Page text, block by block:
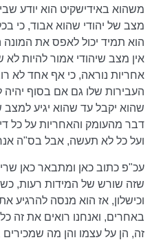
משהוא באידישקיט הוא יודע
מצב של יהודי שהוא אבוד, כי
הוא תמיד יכול לאפס את
אין מצב שיהודי אמור להיות
אחריות נוראה, כי אף אחד לא
העבירות שלו גם אם בסוף
שהוא יקבל עד שהוא יגיע למצב
דבר מהעומק והאחריות על כל
ועל כל לא תעשה, אבל בס"ה
עכ"פ כתוב כאן ומתבאר כאן
שזה שורש של המידות רעות,
וכישלון, אז הוא מנסה להרגיע
באחרים, ואנחנו רואים את זה
זה, הן על עצמו והן מה